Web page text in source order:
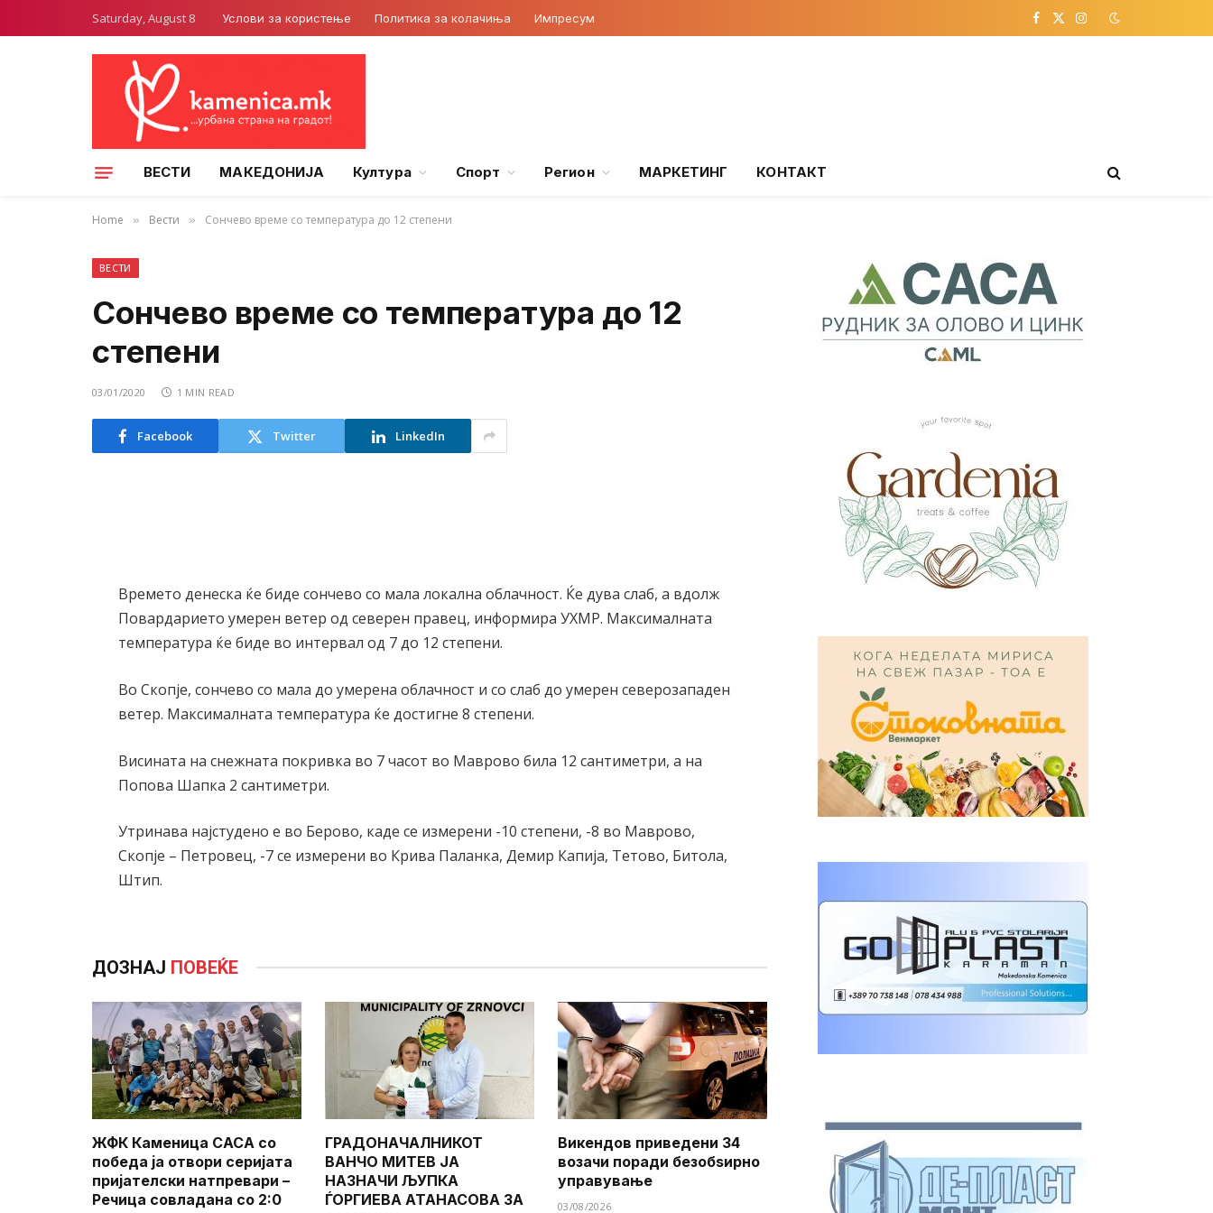
Saturday, August 8 Услови за користење Политика за колачиња Импресум Facebook
X
Instagram
ВЕСТИ МАКЕДОНИЈА Култура Спорт Регион МАРКЕТИНГ КОНТАКТ
Home » Вести » Сончево време со температура до 12 степени
ВЕСТИ
Сончево време со температура до 12
степени
03/01/2020 1 MIN READ
Facebook Twitter LinkedIn
Времето денеска ќе биде сончево со мала локална облачност. Ќе дува слаб, а вдолж
Повардарието умерен ветер од северен правец, информира УХМР. Максималната
температура ќе биде во интервал од 7 до 12 степени.
Во Скопје, сончево со мала до умерена облачност и со слаб до умерен северозападен
ветер. Максималната температура ќе достигне 8 степени.
Висината на снежната покривка во 7 часот во Маврово била 12 сантиметри, а на
Попова Шапка 2 сантиметри.
Утринава најстудено е во Берово, каде се измерени -10 степени, -8 во Маврово,
Скопје – Петровец, -7 се измерени во Крива Паланка, Демир Капија, Тетово, Битола,
Штип.
ДОЗНАЈ ПОВЕЌЕ
ЖФК Каменица САСА со
победа ја отвори серијата
пријателски натпревари –
Речица совладана со 2:0
ГРАДОНАЧАЛНИКОТ
ВАНЧО МИТЕВ ЈА
НАЗНАЧИ ЉУПКА
ЃОРГИЕВА АТАНАСОВА ЗА
Викендов приведени 34
возачи поради безобѕирно
управување
03/08/2026